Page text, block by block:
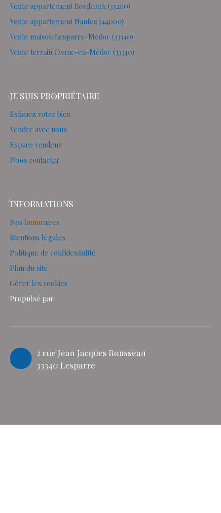
Vente appartement Bordeaux (33200)
Vente appartement Nantes (44000)
Vente maison Lesparre-Médoc (33340)
Vente terrain Civrac-en-Médoc (33340)
JE SUIS PROPRIÉTAIRE
Estimez votre bien
Vendre avec nous
Espace vendeur
Nous contacter
INFORMATIONS
Nos honoraires
Mentions légales
Politique de confidentialité
Plan du site
Gérer les cookies
Propulsé par
2 rue Jean Jacques Rousseau
33340 Lesparre